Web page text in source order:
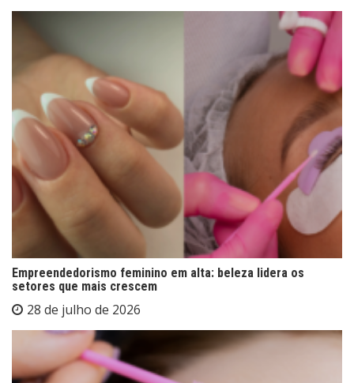
Empreendedorismo feminino em alta: beleza lidera os
setores que mais crescem
28 de julho de 2026